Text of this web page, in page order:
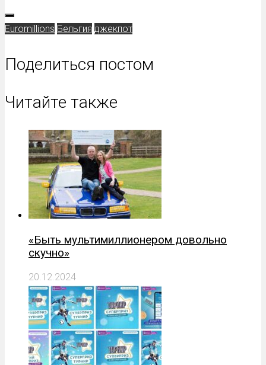
Euromillions Бельгия джекпот
Поделиться постом
Читайте также
«Быть мультимиллионером довольно
скучно»
20.12.2024